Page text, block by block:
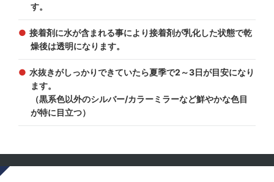
す。
接着剤に水が含まれる事により接着剤が乳化した状態で乾
燥後は透明になります。
水抜きがしっかりできていたら夏季で2～3日が目安になり
ます。
（黒系色以外のシルバー/カラーミラーなど鮮やかな色目
が特に目立つ）